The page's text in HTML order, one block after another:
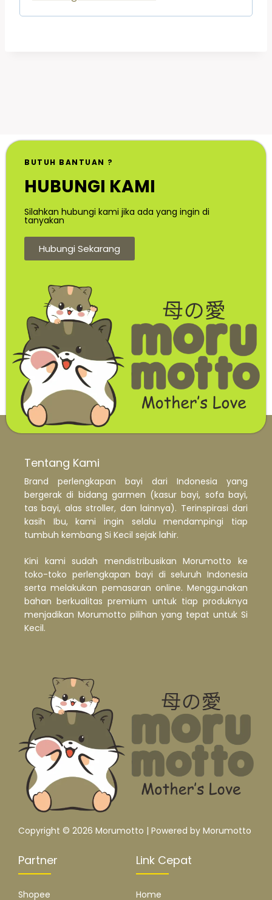
BUTUH BANTUAN ?
HUBUNGI KAMI
Silahkan hubungi kami jika ada yang ingin di
tanyakan
Hubungi Sekarang
Tentang Kami
Brand perlengkapan bayi dari Indonesia yang
bergerak di bidang garmen (kasur bayi, sofa bayi,
tas bayi, alas stroller, dan lainnya). Terinspirasi dari
kasih Ibu, kami ingin selalu mendampingi tiap
tumbuh kembang Si Kecil sejak lahir.
Kini kami sudah mendistribusikan Morumotto ke
toko-toko perlengkapan bayi di seluruh Indonesia
serta melakukan pemasaran online. Menggunakan
bahan berkualitas premium untuk tiap produknya
menjadikan Morumotto pilihan yang tepat untuk Si
Kecil.
Copyright © 2026 Morumotto | Powered by Morumotto
Partner
Shopee
Link Cepat
Home